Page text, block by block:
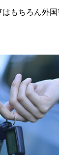
もちろん外